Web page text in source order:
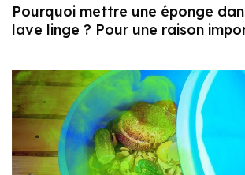
Pourquoi mettre une éponge
lave linge ? Pour une raison